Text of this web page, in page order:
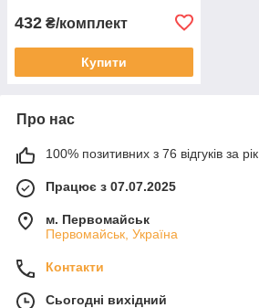
432 ₴/комплект
Купити
Про нас
100% позитивних з 76 відгуків за рік
Працює з 07.07.2025
м. Первомайськ
Первомайськ, Україна
Контакти
Сьогодні вихідний